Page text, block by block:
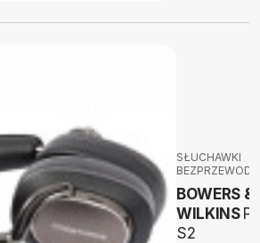
SŁUCHAWKI
BOWERS &
WILKINS
S2